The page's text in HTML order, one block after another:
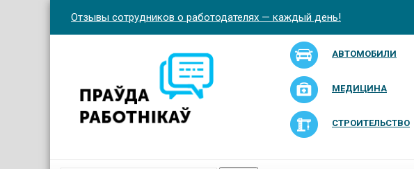
Отзывы сотрудников о работодателях — каждый день!
АВТОМОБИЛИ
МЕДИЦИНА
СТРОИТЕЛЬСТВО